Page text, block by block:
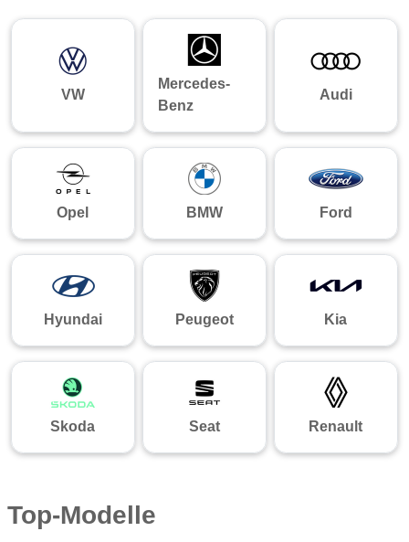
VW
Mercedes-
Benz
Audi
Opel BMW Ford
Hyundai Peugeot Kia
Skoda Seat Renault
Top-Modelle